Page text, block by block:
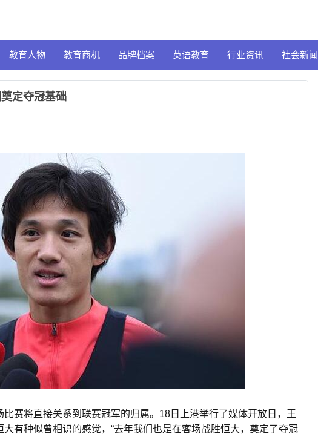
教育人物 教育商机 品牌档案 英语教育 行业资讯 社会新闻
定夺冠基础
赛将直接关系到联赛冠军的归属。18日上港举行了媒体开放日，王
有种似曾相识的感觉，“去年我们也是在客场战胜恒大，奠定了夺冠